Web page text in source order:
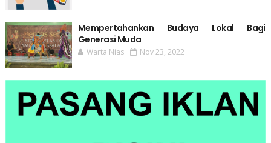
Mempertahankan Budaya Lokal Bagi
Generasi Muda
Warta Nias Nov 23, 2022